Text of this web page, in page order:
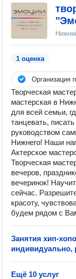
1 оценка
Организация
Творческая
мастерская в
для всей семьи,
танцевать,
руководством
Нижнего! Наши
Актерское
Творческая
вечеров,
вечеринок!
сейчас.
красоту,
будем рядом с
Занятия хип-
индивидуально,
Ещё 10 услуг